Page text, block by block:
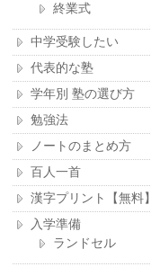
終業式
中学受験したい
代表的な塾
学年別 塾の選び方
勉強法
ノートのまとめ方
百人一首
漢字プリント【無料】
入学準備
ランドセル